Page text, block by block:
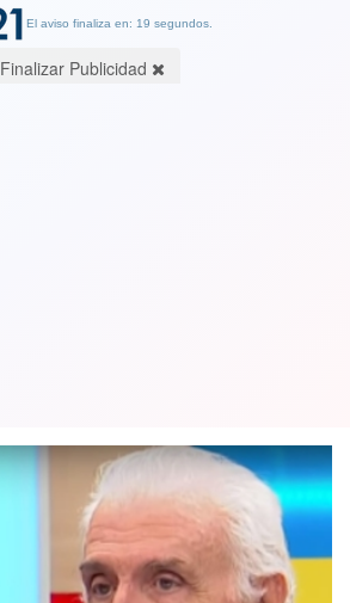
El aviso finaliza en: 19 segundos.
Finalizar Publicidad